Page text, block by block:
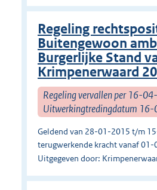
Regeling
Buitengewoon
Burgerlijke Stand
Krimpenerwaard
Regeling vervallen per 16-
Uitwerkingtredingdatum
Geldend van 28-01-2015 t/m
terugwerkende kracht vanaf
Uitgegeven door: